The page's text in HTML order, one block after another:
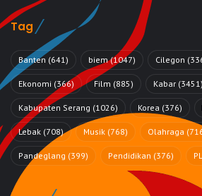
Tag
Banten (641) biem(1047) Cilegon
Ekonomi (366) Film (885) Kabar (3451)
Kabupaten Serang (1026) Korea (376)
Lebak (708) Musik (768) Olahraga
Pandeglang (399) Pendidikan (376)